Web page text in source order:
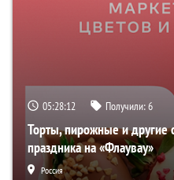
05:28:11 Получили:6
Торты, пирожные и другие
праздника на «Флаувау»
Россия